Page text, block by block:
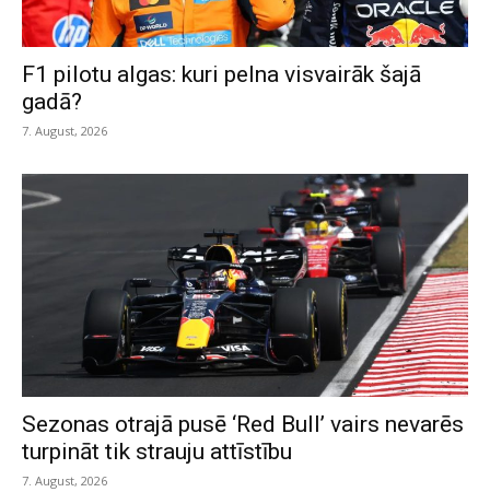
F1 pilotu algas: kuri pelna visvairāk šajā
gadā?
7. August, 2026
Sezonas otrajā pusē ‘Red Bull’ vairs nevarēs
turpināt tik strauju attīstību
7. August, 2026